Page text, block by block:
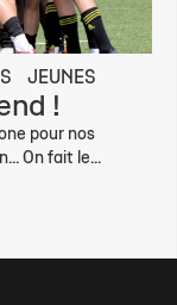
JEUNES
!
pour nos
On fait le...